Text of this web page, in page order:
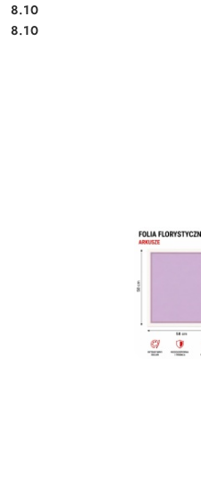
Cena:
8.10
Cena:
8.10